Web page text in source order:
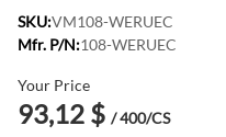
SKU:VM108-WERUEC
Mfr. P/N:108-WERUEC
Your Price
93,12 $ / 400/CS